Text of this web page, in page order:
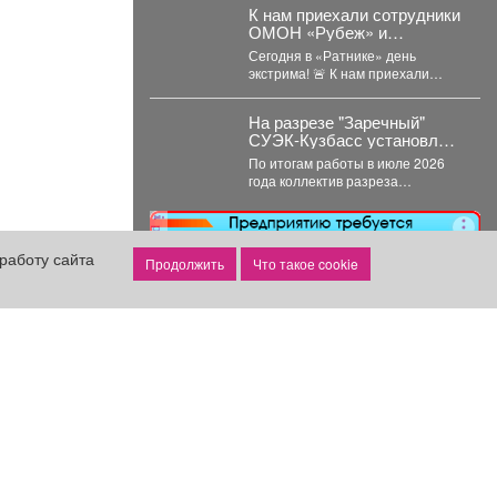
К нам приехали сотрудники
ОМОН «Рубеж» и
Росгвардии.
Сегодня в «Ратнике» день
экстрима! 🚨 К нам приехали
На разрезе "Заречный"
СУЭК-Кузбасс установлен
рекорд добычи за месяц
По итогам работы в июле 2026
года коллектив разреза
тысяч тонн...
реклама
сайта
Что такое cookie